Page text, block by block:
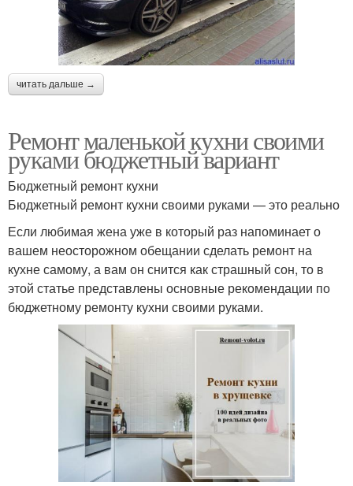
читать дальше →
Ремонт маленькой кухни своими
руками бюджетный вариант
Бюджетный ремонт кухни
Бюджетный ремонт кухни своими руками — это реально
Если любимая жена уже в который раз напоминает о
вашем неосторожном обещании сделать ремонт на
кухне самому, а вам он снится как страшный сон, то в
этой статье представлены основные рекомендации по
бюджетному ремонту кухни своими руками.